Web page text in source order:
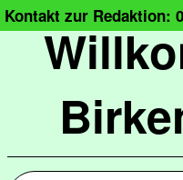
Kontakt zur Redaktion: